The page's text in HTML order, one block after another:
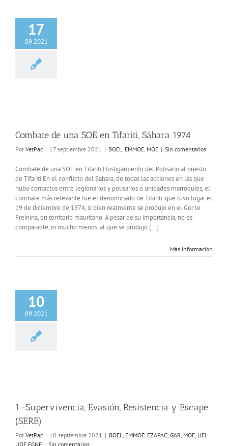
17
09 2021
de una SOE en
Combate de una SOE en Tifariti, Sáhara 1974
Por VetPac | 17 septiembre 2021 | BOEL, EMMOE, MOE | Sin comentarios
Combate de una SOE en Tifariti Hostigamiento del Polisario al puesto
de Tifariti En el conflicto del Sahara, de todas las acciones en las que
hubo contactos entre legionarios y polisarios o unidades marroquíes, el
combate más relevante fue el denominado de Tifariti, que tuvo lugar el
19 de diciembre de 1974, si bien realmente se produjo en el Gor le
Freinina, en territorio mauritano. A pesar de su importancia, no es
comparable, ni mucho menos, al que se produjo [...]
Más información
10
09 2021
Evasión,
y Escape
1-Supervivencia, Evasión, Resistencia y Escape
(SERE)
Por VetPac | 10 septiembre 2021 | BOEL, EMMOE, EZAPAC, GAR, MOE, UEI,
UOE FGNE | Sin comentarios